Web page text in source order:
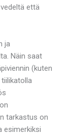
että
ja
Näin saat
(kuten
tarkastus on
esimerkiksi